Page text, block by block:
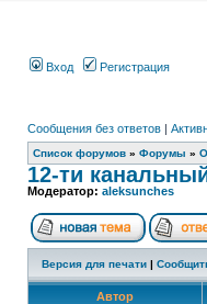
Вход Регистрация
Сообщения без ответов |
Список форумов » Форумы »
12-ти
Модератор: aleksunches
Версия для печати |
Автор